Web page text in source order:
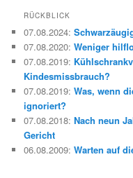
h
n
RÜCKBLICK
07.08.2024:
07.08.2020:Weniger
07.08.2019:
Kindesmissbrauch?
07.08.2019:Was, wenn
ignoriert?
07.08.2018:Nach neun
Gericht
06.08.2009:Warten auf